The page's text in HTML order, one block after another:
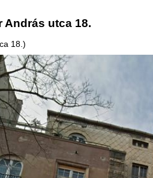
András utca 18.
18.)